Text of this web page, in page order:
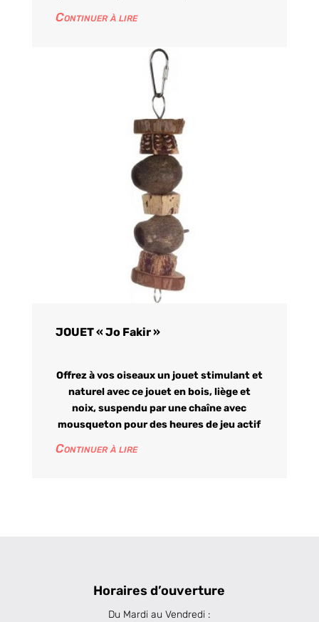
Continuer à lire
JOUET « Jo Fakir »
Offrez à vos oiseaux un jouet stimulant et
naturel avec ce jouet en bois, liège et
noix, suspendu par une chaîne avec
mousqueton pour des heures de jeu actif
Continuer à lire
Horaires d’ouverture
Du Mardi au Vendredi :